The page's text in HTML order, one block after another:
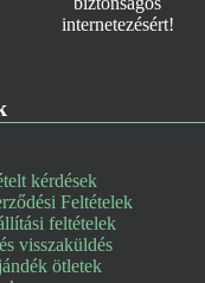
kérdések
Feltételek
feltételek
visszaküldés
ötletek